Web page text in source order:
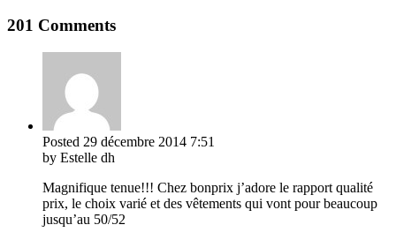
201 Comments
Posted 29 décembre 2014 7:51
by Estelle dh
Magnifique tenue!!! Chez bonprix j’adore le rapport qualité
prix, le choix varié et des vêtements qui vont pour beaucoup
jusqu’au 50/52